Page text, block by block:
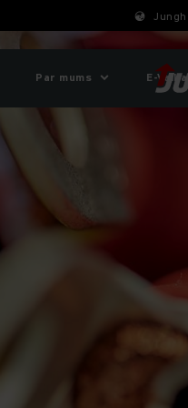
Par mums E-